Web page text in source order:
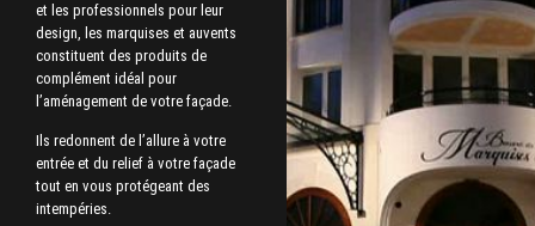
et les professionnels pour leur
design, les marquises et auvents
constituent des produits de
complément idéal pour
l’aménagement de votre façade.
Ils redonnent de l’allure à votre
entrée et du relief à votre façade
tout en vous protégeant des
intempéries.